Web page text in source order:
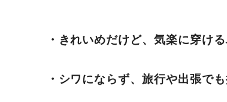
・きれいめだけど、気楽に穿け
・シワにならず、旅行や出張で